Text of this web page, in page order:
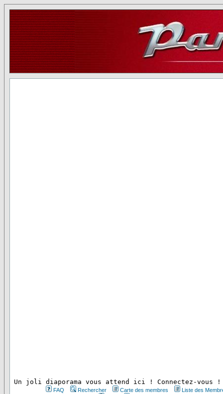
Un joli diaporama vous attend ici ! Connectez-vous !
FAQ Rechercher Carte des membres
Liste des